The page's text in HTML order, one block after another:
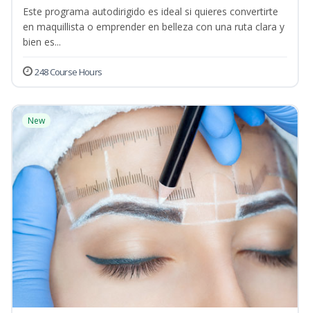
Este programa autodirigido es ideal si quieres convertirte
en maquillista o emprender en belleza con una ruta clara y
bien es...
248 Course Hours
New